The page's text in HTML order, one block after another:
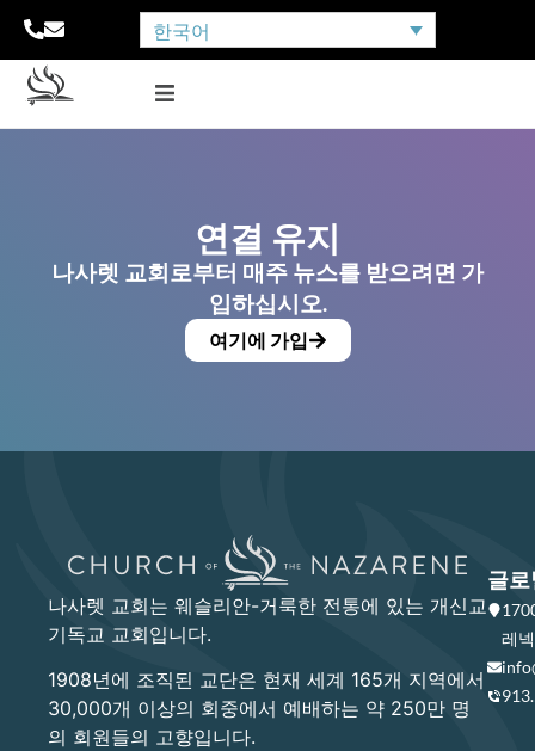
한국어
연결 유지
나사렛 교회로부터 매주 뉴스를 받으려면 가
입하십시오.
여기에 가입
나사렛 교회는 웨슬리안-거룩한 전통에 있는 개신교
기독교 교회입니다.
1908년에 조직된 교단은 현재 세계 165개 지역에서
30,000개 이상의 회중에서 예배하는 약 250만 명
의 회원들의 고향입니다.
글로
레